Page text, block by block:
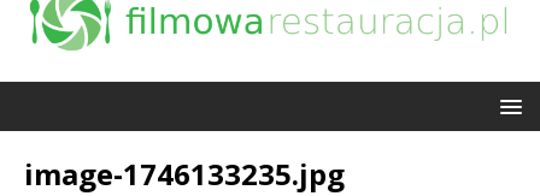
image-1746133235.jpg